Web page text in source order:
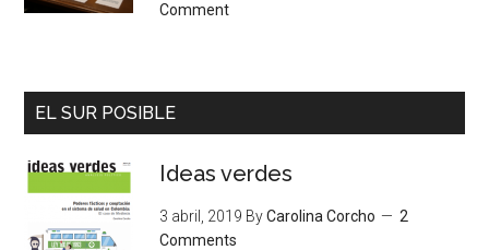
Comment
EL SUR POSIBLE
Ideas verdes
3 abril, 2019 ByCarolina Corcho
2
Comments